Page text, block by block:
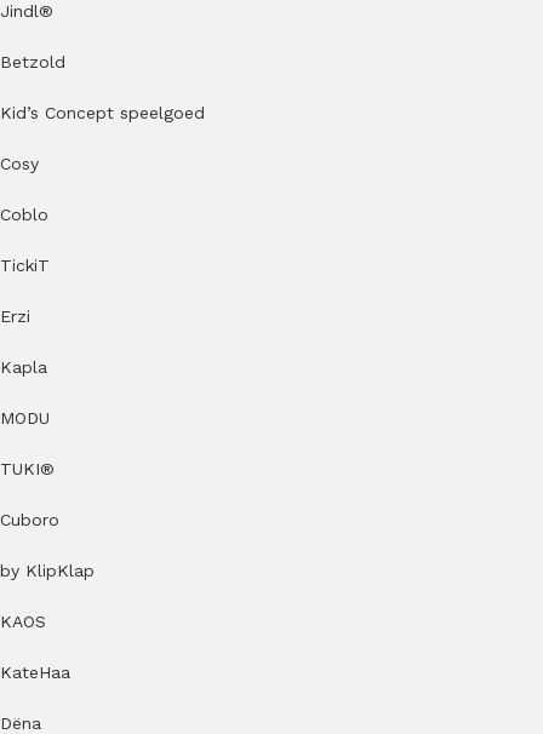
Jindl®
Betzold
Kid’s Concept speelgoed
Cosy
Coblo
TickiT
Erzi
Kapla
MODU
TUKI®
Cuboro
by KlipKlap
KAOS
KateHaa
Dëna